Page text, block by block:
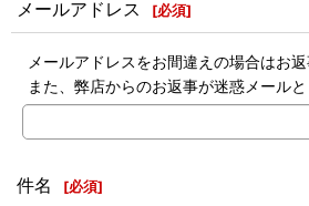
メールアドレス [必須]
メールアドレスをお間違えの場合はお
また、弊店からのお返事が迷惑メール
件名 [必須]